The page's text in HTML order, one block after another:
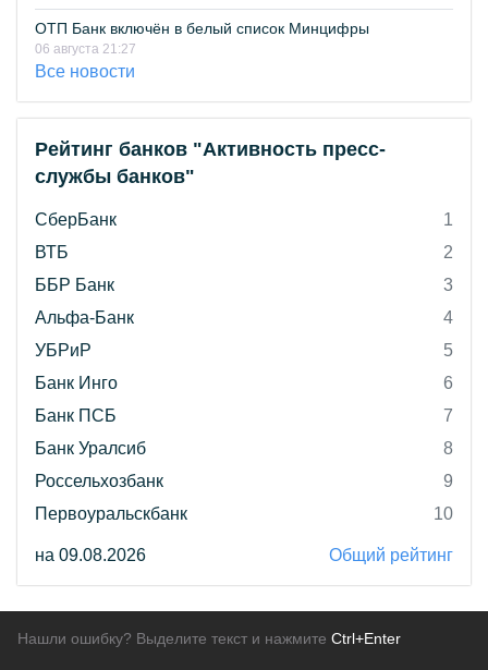
ОТП Банк включён в белый список Минцифры
06 августа 21:27
Все новости
Рейтинг банков "Активность пресс-
службы банков"
СберБанк
1
ВТБ
2
ББР Банк
3
Альфа-Банк
4
УБРиР
5
Банк Инго
6
Банк ПСБ
7
Банк Уралсиб
8
Россельхозбанк
9
Первоуральскбанк
10
на 09.08.2026 Общий рейтинг
Нашли ошибку? Выделите текст и нажмите Ctrl+Enter